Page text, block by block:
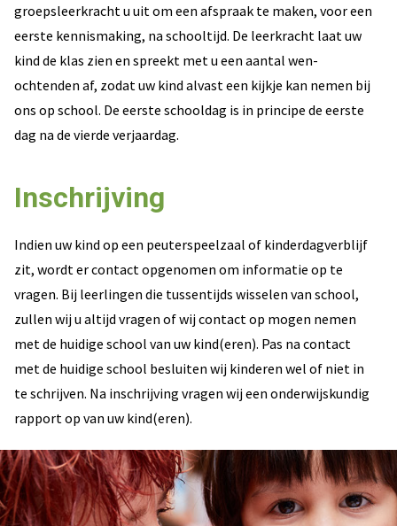
groepsleerkracht u uit om een afspraak te maken, voor een
eerste kennismaking, na schooltijd. De leerkracht laat uw
kind de klas zien en spreekt met u een aantal wen-
ochtenden af, zodat uw kind alvast een kijkje kan nemen bij
ons op school. De eerste schooldag is in principe de eerste
dag na de vierde verjaardag.
Inschrijving
Indien uw kind op een peuterspeelzaal of kinderdagverblijf
zit, wordt er contact opgenomen om informatie op te
vragen. Bij leerlingen die tussentijds wisselen van school,
zullen wij u altijd vragen of wij contact op mogen nemen
met de huidige school van uw kind(eren). Pas na contact
met de huidige school besluiten wij kinderen wel of niet in
te schrijven. Na inschrijving vragen wij een onderwijskundig
rapport op van uw kind(eren).